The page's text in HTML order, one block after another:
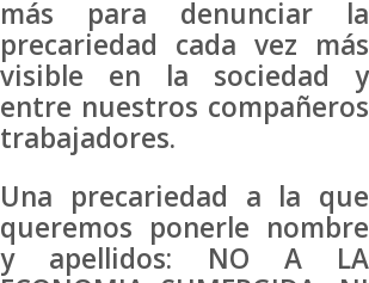
más para denunciar la
precariedad cada vez más
visible en la sociedad y
entre nuestros compañeros
trabajadores.
Una precariedad a la que
queremos ponerle nombre
y apellidos: NO A LA